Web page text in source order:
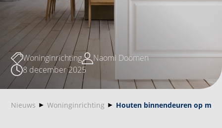
Woninginrichting
Naomi Doomen
8 december 2025
Nieuws Woninginrichting Houten binnendeuren op